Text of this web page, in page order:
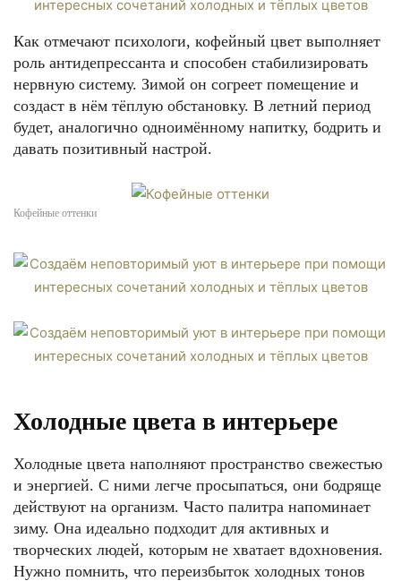
Как отмечают психологи, кофейный цвет выполняет
роль антидепрессанта и способен стабилизировать
нервную систему. Зимой он согреет помещение и
создаст в нём тёплую обстановку. В летний период
будет, аналогично одноимённому напитку, бодрить и
давать позитивный настрой.
Кофейные оттенки
Холодные цвета в интерьере
Холодные цвета наполняют пространство свежестью
и энергией. С ними легче просыпаться, они бодряще
действуют на организм. Часто палитра напоминает
зиму. Она идеально подходит для активных и
творческих людей, которым не хватает вдохновения.
Нужно помнить, что переизбыток холодных тонов